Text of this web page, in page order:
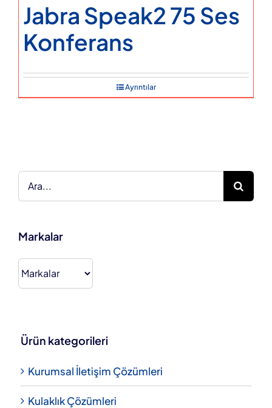
Jabra Speak2 75 Ses
Konferans
Ayrıntılar
Markalar
Ürün kategorileri
Kurumsal İletişim Çözümleri
Kulaklık Çözümleri